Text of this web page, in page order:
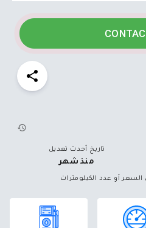
تاريخ أحدث تعديل
منذ شهر
السعر أو عدد الكيلومترات